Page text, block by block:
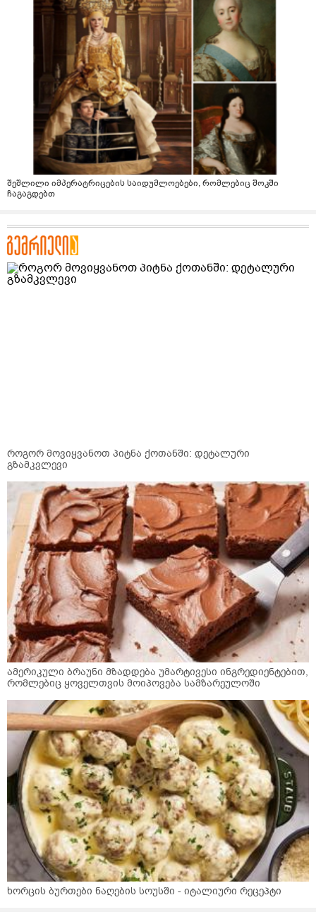
შეშლილი იმპერატრიცების საიდუმლოებები, რომლებიც შოკში
ჩაგაგდებთ
როგორ მოვიყვანოთ პიტნა ქოთანში: დეტალური
გზამკვლევი
ამერიკული ბრაუნი მზადდება უმარტივესი ინგრედიენტებით,
რომლებიც ყოველთვის მოიპოვება სამზარეულოში
ხორცის ბურთები ნაღების სოუსში - იტალიური რეცეპტი